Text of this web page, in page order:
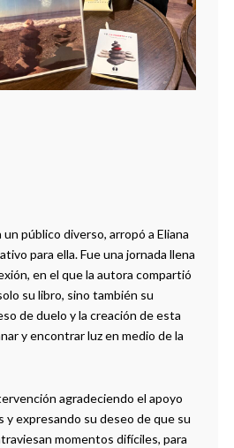
público diverso, arropó a Eliana
para ella. Fue una jornada llena
en el que la autora compartió
su libro, sino también su
de duelo y la creación de esta
y encontrar luz en medio de la
agradeciendo el apoyo
expresando su deseo de que su
momentos difíciles, para